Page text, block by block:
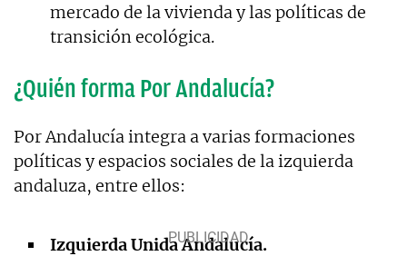
mercado de la vivienda y las políticas de
transición ecológica.
¿Quién forma Por Andalucía?
Por Andalucía integra a varias formaciones
políticas y espacios sociales de la izquierda
andaluza, entre ellos:
Izquierda Unida Andalucía.